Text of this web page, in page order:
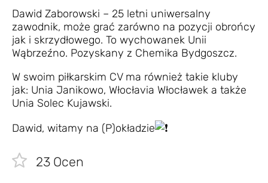
Dawid Zaborowski – 25 letni uniwersalny
zawodnik, może grać zarówno na pozycji obrońcy
jak i skrzydłowego. To wychowanek Unii
Wąbrzeźno. Pozyskany z Chemika Bydgoszcz.
W swoim piłkarskim CV ma również takie kluby
jak: Unia Janikowo, Włocłavia Włocławek a także
Unia Solec Kujawski.
Dawid, witamy na (P)okładzie
23 Ocen